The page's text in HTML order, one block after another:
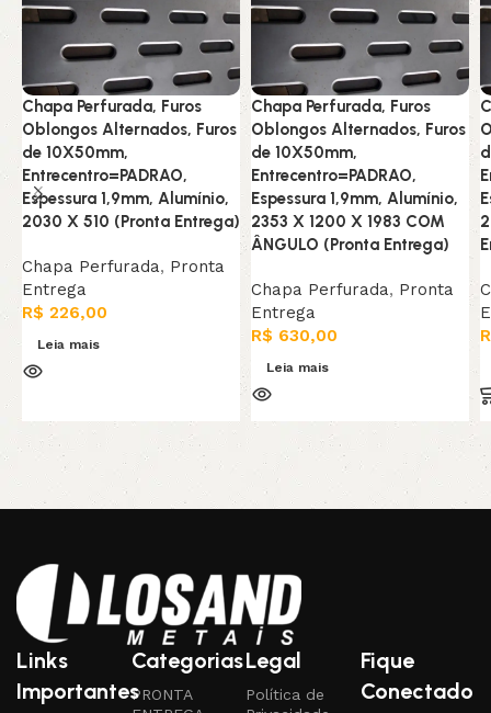
Chapa Perfurada, Furos
Oblongos Alternados, Furos
de 10X50mm,
Entrecentro=PADRAO,
Espessura 1,9mm, Alumínio,
2030 X 510 (Pronta Entrega)
Chapa Perfurada, Pronta
Entrega
R$ 226,00
Leia mais
Chapa Perfurada, Furos
Oblongos Alternados, Furos
de 10X50mm,
Entrecentro=PADRAO,
Espessura 1,9mm, Alumínio,
2353 X 1200 X 1983 COM
ÂNGULO (Pronta Entrega)
Chapa Perfurada, Pronta
Entrega
R$ 630,00
Leia mais
Links
Importantes
Categorias
PRONTA
Legal
Política de
Fique
Conectado